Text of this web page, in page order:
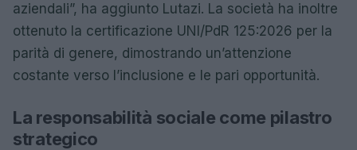
aziendali”, ha aggiunto Lutazi. La società ha inoltre
ottenuto la certificazione UNI/PdR 125:2026 per la
parità di genere, dimostrando un’attenzione
costante verso l’inclusione e le pari opportunità.
La responsabilità sociale come pilastro
strategico